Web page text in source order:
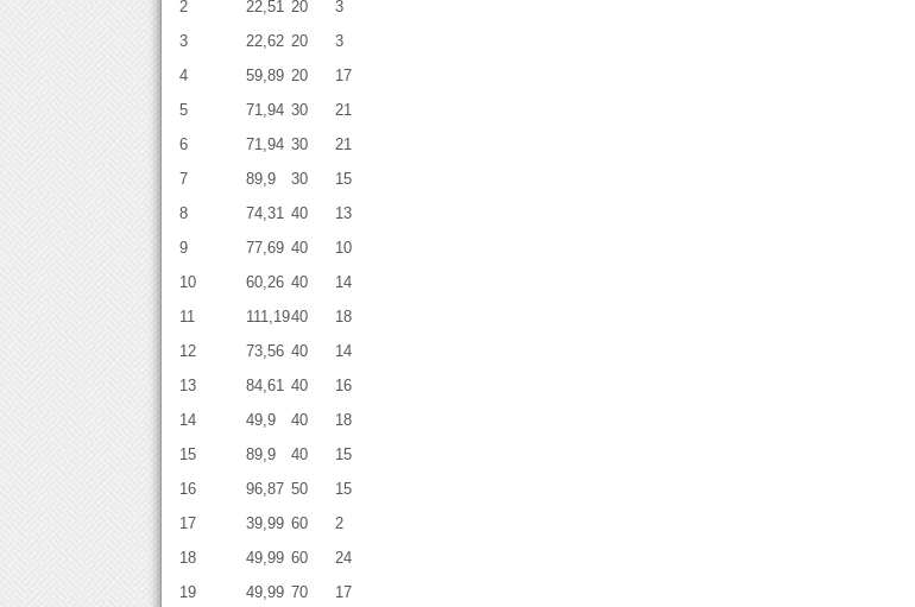
2
22,51 20
3
3
22,62 20
3
4
59,89 20
17
5
71,94 30
21
6
71,94 30
21
7
89,9 30
15
8
74,31 40
13
9
77,69 40
10
10
60,26 40
14
11
111,1940
18
12
73,56 40
14
13
84,61 40
16
14
49,9 40
18
15
89,9 40
15
16
96,87 50
15
17
39,99 60
2
18
49,99 60
24
19
49,99 70 17